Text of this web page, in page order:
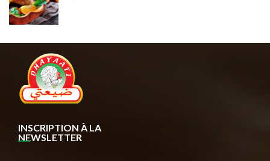
INSCRIPTION À LA
NEWSLETTER